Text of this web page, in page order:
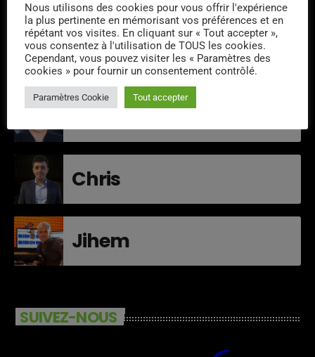
Tom Kazak
Didier Mesgard
Chris
Jihem
SUIVEZ-NOUS
Nous utilisons des cookies pour vous offrir l'expérience
la plus pertinente en mémorisant vos préférences et en
répétant vos visites. En cliquant sur « Tout accepter »,
vous consentez à l'utilisation de TOUS les cookies.
Cependant, vous pouvez visiter les « Paramètres des
cookies » pour fournir un consentement contrôlé.
Paramètres Cookie Tout accepter